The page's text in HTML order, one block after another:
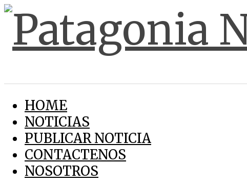
HOME
NOTICIAS
PUBLICAR NOTICIA
CONTACTENOS
NOSOTROS